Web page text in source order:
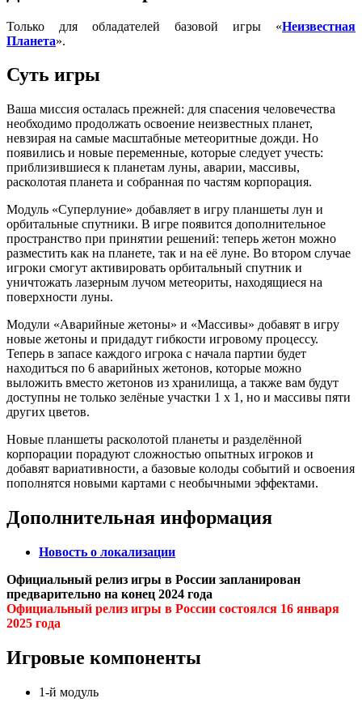
Только для обладателей базовой игры «Неизвестная
Планета».
Суть игры
Ваша миссия осталась прежней: для спасения человечества
необходимо продолжать освоение неизвестных планет,
невзирая на самые масштабные метеоритные дожди. Но
появились и новые переменные, которые следует учесть:
приблизившиеся к планетам луны, аварии, массивы,
расколотая планета и собранная по частям корпорация.
Модуль «Суперлуние» добавляет в игру планшеты лун и
орбитальные спутники. В игре появится дополнительное
пространство при принятии решений: теперь жетон можно
разместить как на планете, так и на её луне. Во втором случае
игроки смогут активировать орбитальный спутник и
уничтожать лазерным лучом метеориты, находящиеся на
поверхности луны.
Модули «Аварийные жетоны» и «Массивы» добавят в игру
новые жетоны и придадут гибкости игровому процессу.
Теперь в запасе каждого игрока с начала партии будет
находиться по 6 аварийных жетонов, которые можно
выложить вместо жетонов из хранилища, а также вам будут
доступны не только зелёные участки 1 х 1, но и массивы пяти
других цветов.
Новые планшеты расколотой планеты и разделённой
корпорации порадуют сложностью опытных игроков и
добавят вариативности, а базовые колоды событий и освоения
пополнятся новыми картами с необычными эффектами.
Дополнительная информация
Новость о локализации
Официальный релиз игры в России запланирован
предварительно на конец 2024 года
Официальный релиз игры в России состоялся 16 января
2025 года
Игровые компоненты
1-й модуль